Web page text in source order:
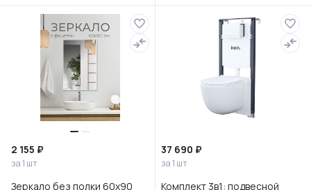
2 155 ₽
за 1 шт
Зеркало без полки 60х90
37 690 ₽
за 1 шт
Комплект 3в1: подвесной